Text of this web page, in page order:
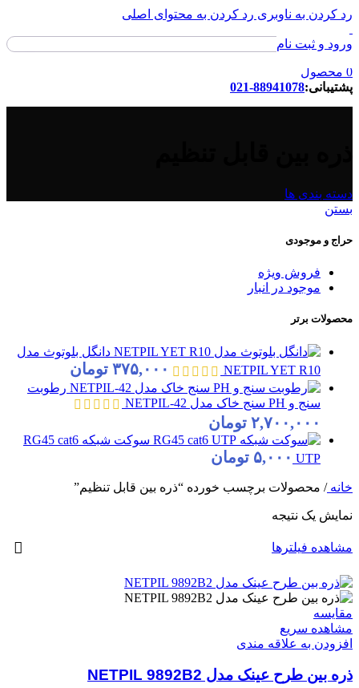
رد کردن به ناوبری رد کردن به محتوای اصلی
ورود و ثبت نام
ورود / ثبت نام
0 محصول
پشتیبانی:88941078-021
دسته بندی ها
بستن
حراج و موجودی
فروش ویژه
موجود در انبار
محصولات برتر
دانگل بلوتوث مدل
NETPIL YET R10
۳۷۵,۰۰۰ تومان
رطوبت
سنج و PH سنج خاک مدل NETPIL-42
۲,۷۰۰,۰۰۰ تومان
سوکت شبکه RG45 cat6
UTP ۵,۰۰۰ تومان
خانه/ محصولات برچسب خورده “ذره بین قابل تنظیم”
نمایش یک نتیجه
مشاهده فیلترها
مقایسه
مشاهده سریع
افزودن به علاقه مندی
ذره بین طرح عینک مدل NETPIL 9892B2